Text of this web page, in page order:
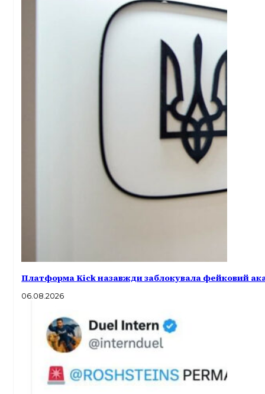
Платформа Kick назавжди заблокувала фейковий
06.08.2026